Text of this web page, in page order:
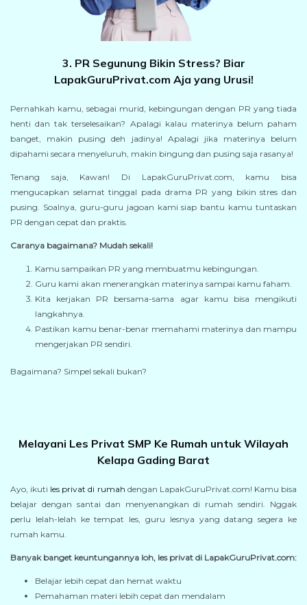
3. PR Segunung Bikin Stress? Biar
LapakGuruPrivat.com Aja yang Urusi!
Pernahkah kamu, sebagai murid, kebingungan dengan PR yang tiada
henti dan tak terselesaikan? Apalagi kalau materinya belum paham
banget, makin pusing deh jadinya! Apalagi jika materinya belum
dipahami secara menyeluruh, makin bingung dan pusing saja rasanya!
Tenang saja, Kawan! Di LapakGuruPrivat.com, kamu bisa
mengucapkan selamat tinggal pada drama PR yang bikin stres dan
pusing. Soalnya, guru-guru jagoan kami siap bantu kamu tuntaskan
PR dengan cepat dan praktis.
Caranya bagaimana? Mudah sekali!
Kamu sampaikan PR yang membuatmu kebingungan.
Guru kami akan menerangkan materinya sampai kamu faham.
Kita kerjakan PR bersama-sama agar kamu bisa mengikuti
langkahnya.
Pastikan kamu benar-benar memahami materinya dan mampu
mengerjakan PR sendiri.
Bagaimana? Simpel sekali bukan?
Melayani Les Privat SMP Ke Rumah untuk Wilayah
Kelapa Gading Barat
Ayo, ikuti les privat di rumah dengan LapakGuruPrivat.com! Kamu bisa
belajar dengan santai dan menyenangkan di rumah sendiri. Nggak
perlu lelah-lelah ke tempat les, guru lesnya yang datang segera ke
rumah kamu.
Banyak banget keuntungannya loh, les privat di LapakGuruPrivat.com:
Belajar lebih cepat dan hemat waktu
Pemahaman materi lebih cepat dan mendalam